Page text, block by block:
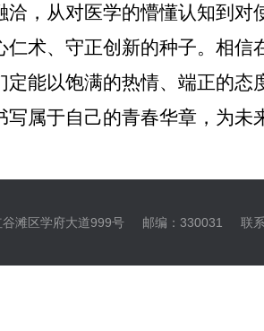
洽，从对医学的懵懂认知到对
仁术、守正创新的种子。相
定能以饱满的热情、端正的态
写属于自己的青春华章，为未
滩区学府大道999号 邮编：330031 联